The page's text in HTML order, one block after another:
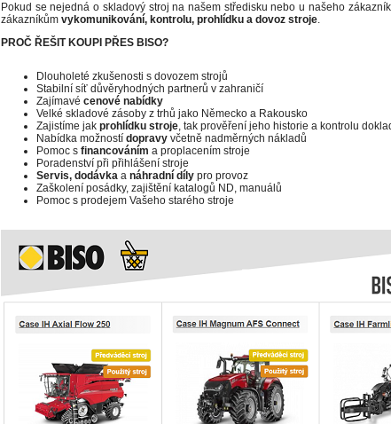
Pokud se nejedná o skladový stroj na našem středisku nebo u našeho
zákazníkům vykomunikování, kontrolu, prohlídku a dovoz stroje.
PROČ ŘEŠIT KOUPI PŘES BISO?
Dlouholeté zkušenosti s dovozem strojů
Stabilní síť důvěryhodných partnerů v zahraničí
Zajímavé cenové nabídky
Velké skladové zásoby z trhů jako Německo a Rakousko
Zajistíme jak prohlídku stroje, tak prověření jeho historie a kontrolu
Nabídka možností dopravy včetně nadměrných nákladů
Pomoc s financováním a proplacením stroje
Poradenství při přihlášení stroje
Servis, dodávka a náhradní díly pro provoz
Zaškolení posádky, zajištění katalogů ND, manuálů
Pomoc s prodejem Vašeho starého stroje